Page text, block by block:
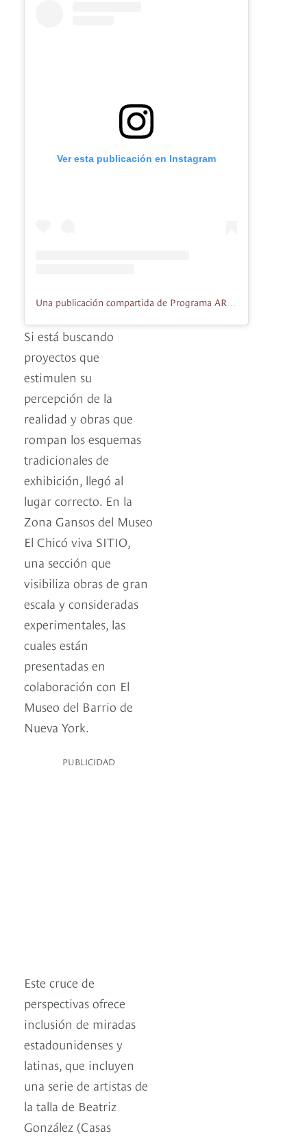
Ver esta publicación en Instagram
Si está buscando
proyectos que
estimulen su
percepción de la
realidad y obras que
rompan los esquemas
tradicionales de
exhibición, llegó al
lugar correcto. En la
Zona Gansos del Museo
El Chicó viva SITIO,
una sección que
visibiliza obras de gran
escala y consideradas
experimentales, las
cuales están
presentadas en
colaboración con El
Museo del Barrio de
Nueva York.
PUBLICIDAD
Este cruce de
perspectivas ofrece
inclusión de miradas
estadounidenses y
latinas, que incluyen
una serie de artistas de
la talla de Beatriz
González (Casas